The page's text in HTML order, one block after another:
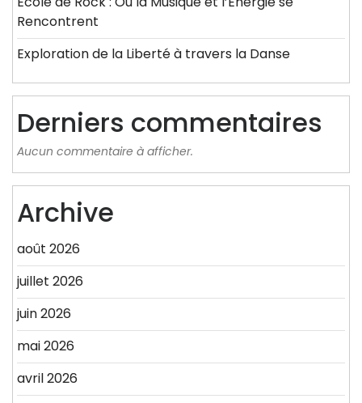
Rencontrent
Exploration de la Liberté à travers la Danse
Derniers commentaires
Aucun commentaire à afficher.
Archive
août 2026
juillet 2026
juin 2026
mai 2026
avril 2026